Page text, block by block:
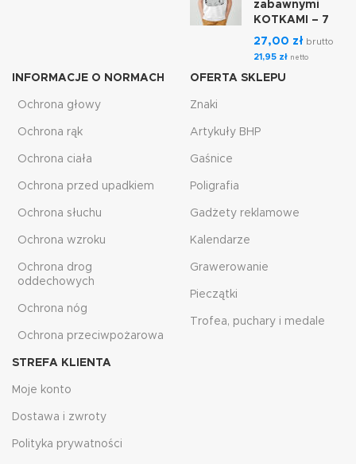
zabawnymi
KOTKAMI – 7
27,00 zł brutto
21,95 zł netto
INFORMACJE O NORMACH
Ochrona głowy
Ochrona rąk
Ochrona ciała
Ochrona przed upadkiem
Ochrona słuchu
Ochrona wzroku
Ochrona drog
oddechowych
Ochrona nóg
Ochrona przeciwpożarowa
OFERTA SKLEPU
Znaki
Artykuły BHP
Gaśnice
Poligrafia
Gadżety reklamowe
Kalendarze
Grawerowanie
Pieczątki
Trofea, puchary i medale
STREFA KLIENTA
Moje konto
Dostawa i zwroty
Polityka prywatności